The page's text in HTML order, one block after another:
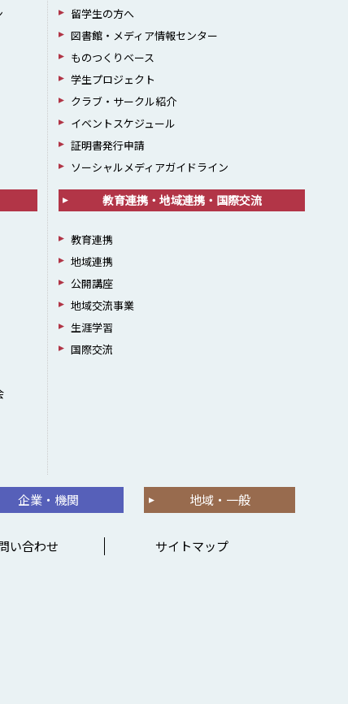
留学生の方へ
図書館・メディア情報センター
ものつくりベース
学生プロジェクト
クラブ・サークル紹介
イベントスケジュール
証明書発行申請
ソーシャルメディアガイドライン
教育連携・地域連携・国際交流
教育連携
地域連携
公開講座
地域交流事業
生涯学習
国際交流
企業・機関 地域・一般
い合わせ サイトマップ